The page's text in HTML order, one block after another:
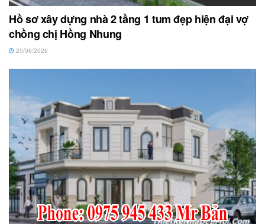
Hồ sơ xây dựng nhà 2 tầng 1 tum đẹp hiện đại vợ
chồng chị Hồng Nhung
20/06/2026